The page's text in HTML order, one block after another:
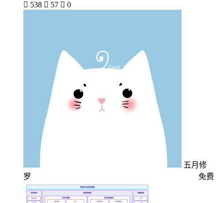
 538  57  0
五月修
罗
免费